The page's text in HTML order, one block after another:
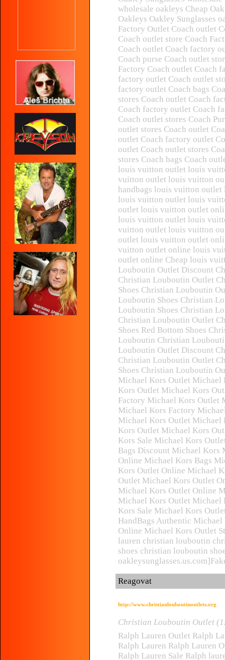
wholesale oakleys Cheap
Oakleys Oakley Sunglasses
Factory Outlet Coach outlet
Coach outlet store Coach
Coach outlet Coach factory
Coach purse Coach outlet
Factory Coach outlet Coach
factory outlet Coach outlet
factory outlet Coach bags
stores Coach outlet Coach
Coach factory outlet Coach
Coach outlet stores Coach
outlet stores Coach outlet
outlet Coach factory outlet
outlet Coach outlet stores
stores Coach bags Coach
louis vuitton outlet louis
vuitton outlet louis vuitton
handbags louis vuitton
louis vuitton outlet louis
outlet louis vuitton outlet
louis vuitton outlet louis
vuitton outlet louis vuitton
outlet louis vuitton outlet
vuitton outlet online louis
outlet online Cheap louis
Louboutin Outlet Discount
Christian Louboutin Outlet
Shoes Christian Louboutin
Louboutin Shoes Christian
Louboutin Shoes Christian
Christian Louboutin Outlet
Shoes Red Bottom Shoes
Louboutin Christian
Louboutin Outlet Discount
Christian Louboutin Outlet
Shoes Christian Louboutin
Michael Kors Outlet Michael
Kors Outlet Michael Kors
Factory Michael Kors Outlet
Michael Kors Factory
Michael Kors Outlet Michael
Kors Outlet Michael Kors
Kors Sale Michael Kors
Bags Discount Michael Kors
Online Michael Kors Bags
Kors Outlet Online Michael
Outlet Michael Kors Outlet
Michael Kors Outlet Online
Michael Kors Outlet Michael
Kors Sale Michael Kors
HandBags Authentic
Online Michael Kors Outlet
lauren christian louboutin
shoes christian louboutin
Reagovat
http://www.christianlouboutinoutlets.org
Christian Louboutin Outlet
Ralph Lauren Outlet Ralph
Ralph Lauren Ralph Lauren
Ralph Lauren Sale Ralph